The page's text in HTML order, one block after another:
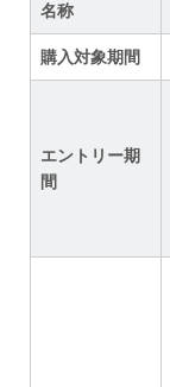
名称
購入対象期間
エントリー期
間